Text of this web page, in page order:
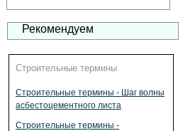
Рекомендуем
Строительные термины
Строительные термины - Шаг волны
асбестоцементного листа
Строительные термины -